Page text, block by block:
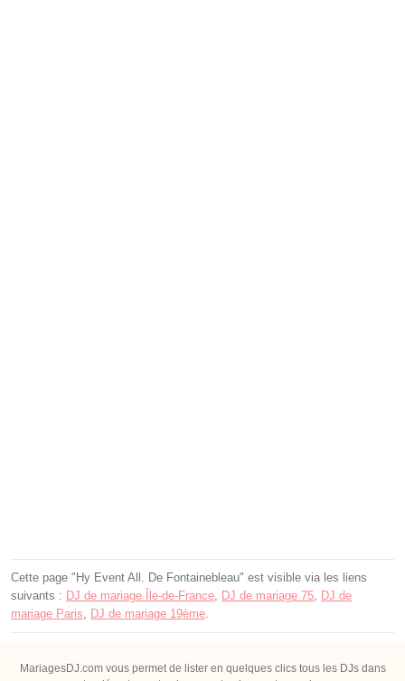
Cette page "Hy Event All. De Fontainebleau" est visible via les liens
suivants : DJ de mariage Île-de-France, DJ de mariage 75, DJ de
mariage Paris, DJ de mariage 19ème.
MariagesDJ.com vous permet de lister en quelques clics tous les DJs dans